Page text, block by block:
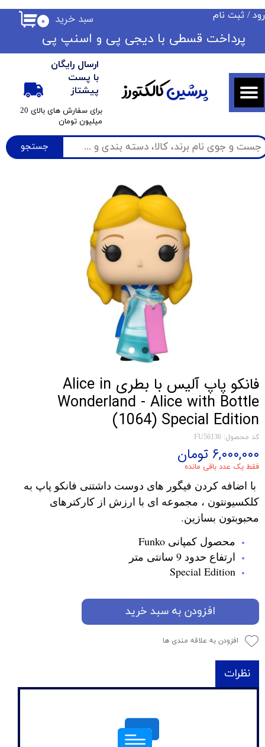
جستجو
ارسال رایگان
با پست
پیشتاز
​برای سفارش های بالای 20
میلیون تومان
۰ سبد خرید / ثبت نام
حساب کاربری من
تغییر گذر واژه
سفارشات
خروج از حساب کاربری
​​پرداخت قسطی با دیجی پی ​​​​​​​و اسنپ پی
پرشینکالکتورز
فانکو پاپ آلیس با بطری Alice in
Wonderland - Alice with Bottle
(1064) Special Edition
کد محصول: FU56136
۶,۰۰۰,۰۰۰ تومان
فقط یک عدد باقی مانده
با اضافه کردن فیگور های دوست داشتنی فانکو پاپ به
کلکسیونتون ، مجموعه ای با ارزش از کارکترهای
محبوبتون بسازین.
محصول کمپانی Funko
ارتفاع حدود 9 سانتی متر
Special Edition
افزودن به سبد خرید
افزودن به علاقه مندی ها
نظرات